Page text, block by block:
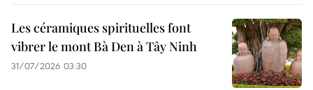
Les céramiques spirituelles font
vibrer le mont Bà Den à Tây Ninh
31/07/2026 03:30